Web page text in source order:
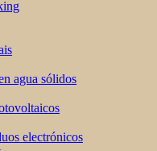
agua sólidos
electrónicos